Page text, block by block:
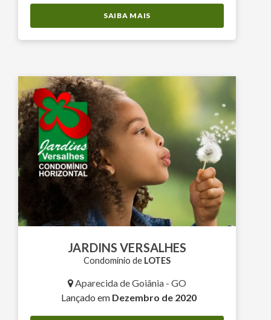
SAIBA MAIS
JARDINS VERSALHES
Condomínio de LOTES
Aparecida de Goiânia - GO
Lançado em Dezembro de 2020